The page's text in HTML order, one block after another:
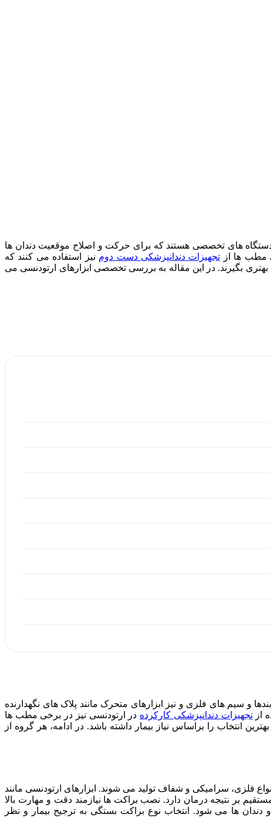
دستگاه های تخصصی هستند که برای حرکت و اصلاح موقعیت دندان ها
مطب ها از تجهیزات دندانپزشکی دست دوم نیز استفاده می کنند که
بگیرند. در این مقاله به بررسی تخصصی ابزارهای ارتودنسی می
و سیم های فلزی و نیز ابزارهای متحرک مانند پلاک های نگهدارنده
ازتجهیزات دندانپزشکی کارکرده در ارتودنسی نیز در برخی مطب ها
انتخاب را براساس نیاز بیمار داشته باشد. در ادامه، هر گروه از
فلزی، سرامیکی و شفاف تولید می شوند. ابزارهای ارتودنسی مانند
بر نتیجه درمان دارد. نصب براکت ها نیازمند دقت و مهارت بالا
ها می شود. انتخاب نوع براکت بستگی به ترجیح بیمار و نظر